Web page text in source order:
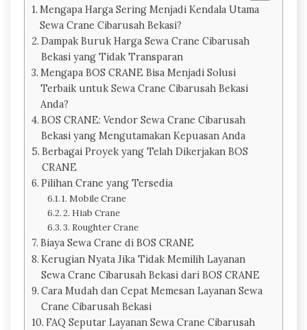
Mengapa Harga Sering Menjadi Kendala Utama
Sewa Crane Cibarusah Bekasi?
Dampak Buruk Harga Sewa Crane Cibarusah
Bekasi yang Tidak Transparan
Mengapa BOS CRANE Bisa Menjadi Solusi
Terbaik untuk Sewa Crane Cibarusah Bekasi
Anda?
BOS CRANE: Vendor Sewa Crane Cibarusah
Bekasi yang Mengutamakan Kepuasan Anda
Berbagai Proyek yang Telah Dikerjakan BOS
CRANE
Pilihan Crane yang Tersedia
1. Mobile Crane
2. Hiab Crane
3. Roughter Crane
Biaya Sewa Crane di BOS CRANE
Kerugian Nyata Jika Tidak Memilih Layanan
Sewa Crane Cibarusah Bekasi dari BOS CRANE
Cara Mudah dan Cepat Memesan Layanan Sewa
Crane Cibarusah Bekasi
FAQ Seputar Layanan Sewa Crane Cibarusah